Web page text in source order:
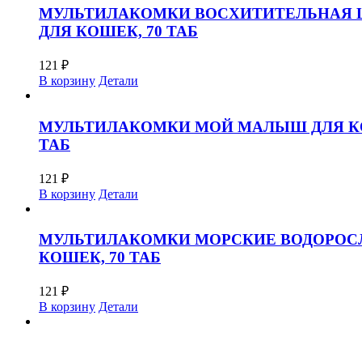
МУЛЬТИЛАКОМКИ ВОСХИТИТЕЛЬНАЯ
ДЛЯ КОШЕК, 70 ТАБ
121 ₽
В корзину Детали
МУЛЬТИЛАКОМКИ МОЙ МАЛЫШ ДЛЯ
ТАБ
121 ₽
В корзину Детали
МУЛЬТИЛАКОМКИ МОРСКИЕ
КОШЕК, 70 ТАБ
121 ₽
В корзину Детали